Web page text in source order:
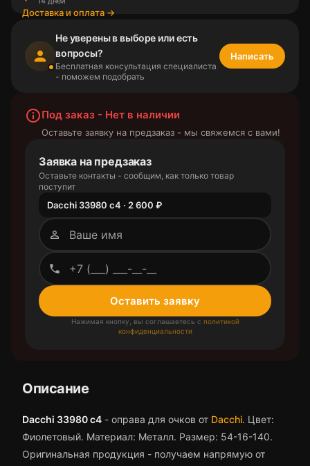
Доставка и оплата →
person
Не уверены в выборе или есть
вопросы?
Бесплатная консультация специалиста
- поможем подобрать
Написать
info_outlineПод заказ - Нет в наличии
Оставьте заявку на предзаказ - мы свяжемся с вами!
Заявка на предзаказ
Оставьте контакты - сообщим, как только товар
поступит
Dacchi 33980 c4 · 2 600 ₽
person_outline
phone_outlined
Оставить заявку
Нажимая кнопку, вы соглашаетесь с политикой
конфиденциальности
Описание
Dacchi 33980 c4 - оправа для очков от Dacchi. Цвет:
Фиолетовый. Материал: Металл. Размер: 54-16-140.
Оригинальная продукция - получаем напрямую от